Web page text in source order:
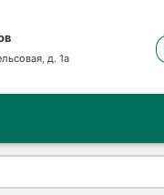
д. 1а